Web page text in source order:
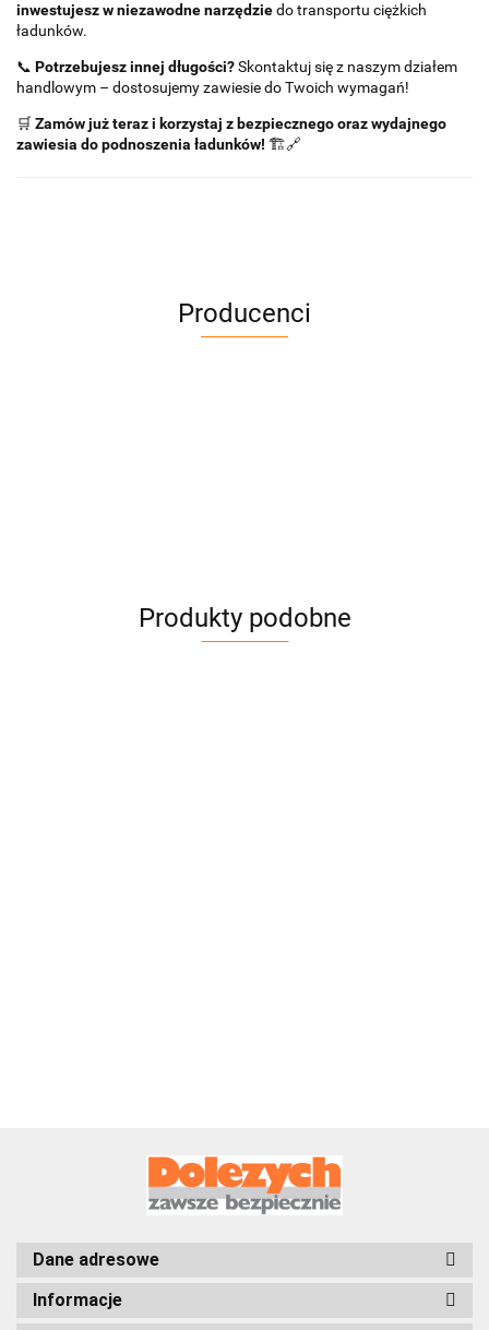
inwestujesz w niezawodne narzędziedo transportu ciężkich
ładunków.
📞 Potrzebujesz innej długości?Skontaktuj się z naszym działem
handlowym – dostosujemy zawiesie do Twoich wymagań!
🛒 Zamów już teraz i korzystaj z bezpiecznego oraz wydajnego
zawiesia do podnoszenia ładunków! 🏗🔗
Producenci
Produkty podobne
Dane adresowe
Informacje